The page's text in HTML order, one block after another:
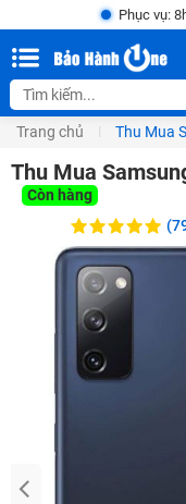
Phục vụ:
Trang chủ Thu Mua
Thu Mua
Còn hàng